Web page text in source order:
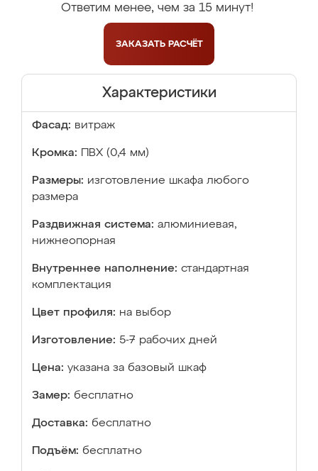
Ответим менее, чем за 15 минут!
ЗАКАЗАТЬ РАСЧЁТ
Характеристики
Фасад: витраж
Кромка: ПВХ (0,4 мм)
Размеры: изготовление шкафа любого
размера
Раздвижная система: алюминиевая,
нижнеопорная
Внутреннее наполнение: стандартная
комплектация
Цвет профиля: на выбор
Изготовление: 5-7 рабочих дней
Цена: указана за базовый шкаф
Замер: бесплатно
Доставка: бесплатно
Подъём: бесплатно